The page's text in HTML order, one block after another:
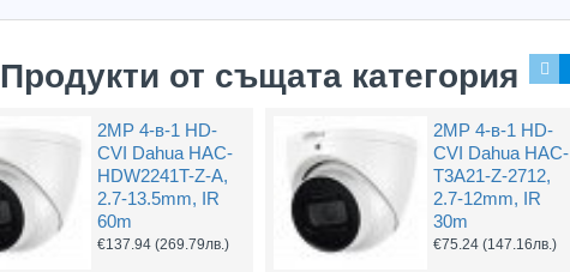
(200.66лв.)
Продукти от същата категория
2MP 4-в-1 HD-
CVI Dahua HAC-
HDW2241T-Z-A,
2.7-13.5mm, IR
60m
€137.94 (269.79лв.)
2MP 4-в-1 HD-
CVI Dahua HAC-
T3A21-Z-2712,
2.7-12mm, IR
30m
€75.24 (147.16лв.)